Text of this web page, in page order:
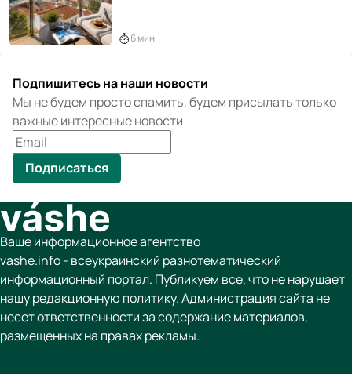
6 мин
Подпишитесь на наши новости
Мы не будем просто спамить, будем присылать только
важные интересные новости
Подписаться
Ваше информационное агентство
vashe.info - всеукраинский разнотематический
информационный портал. Публикуем все, что не нарушает
нашу редакционную политику. Администрация сайта не
несет ответственности за содержание материалов,
размещенных на правах рекламы.